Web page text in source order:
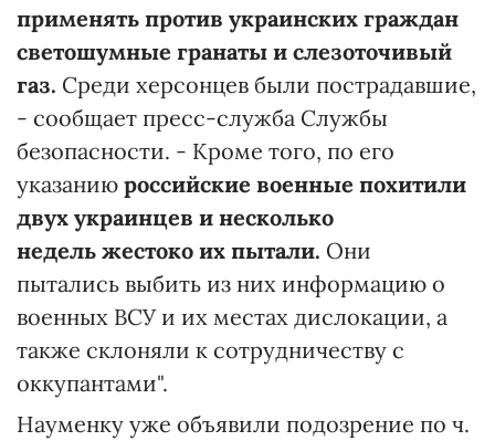
применять против украинских граждан
светошумные гранаты и слезоточивый
газ. Среди херсонцев были пострадавшие,
- сообщает пресс-служба Службы
безопасности. - Кроме того, по его
указанию российские военные похитили
двух украинцев и несколько
недель жестоко их пытали. Они
пытались выбить из них информацию о
военных ВСУ и их местах дислокации, а
также склоняли к сотрудничеству с
оккупантами".
Науменку уже объявили подозрение по ч.